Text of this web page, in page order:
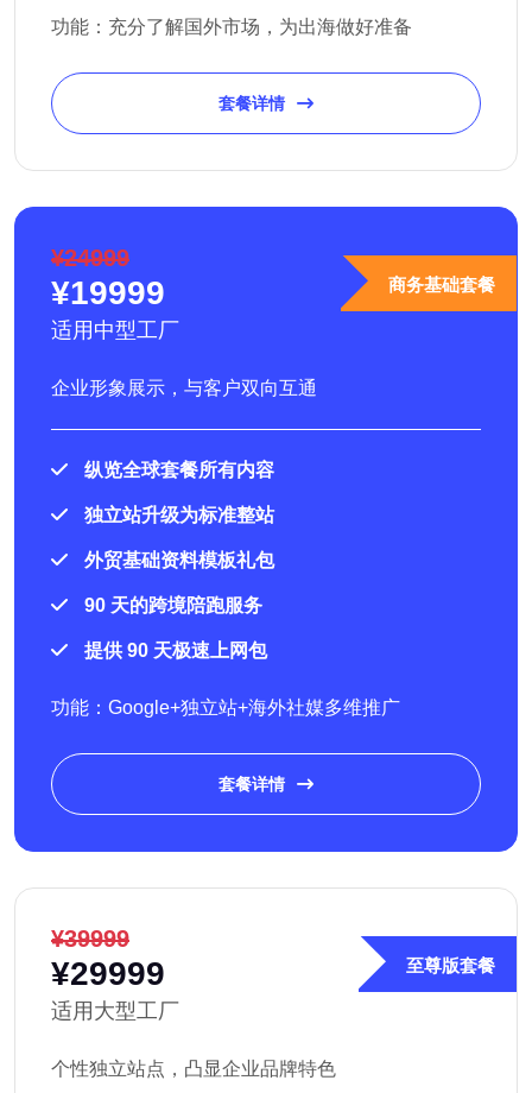
功能：充分了解国外市场，为出海做好准备
套餐详情
商务基础套餐
¥24999
¥19999
适用中型工厂
企业形象展示，与客户双向互通
纵览全球套餐所有内容
独立站升级为标准整站
外贸基础资料模板礼包
90 天的跨境陪跑服务
提供 90 天极速上网包
功能：Google+独立站+海外社媒多维推广
套餐详情
至尊版套餐
¥39999
¥29999
适用大型工厂
个性独立站点，凸显企业品牌特色